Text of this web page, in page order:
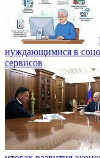
нуждающимися в
сервисов